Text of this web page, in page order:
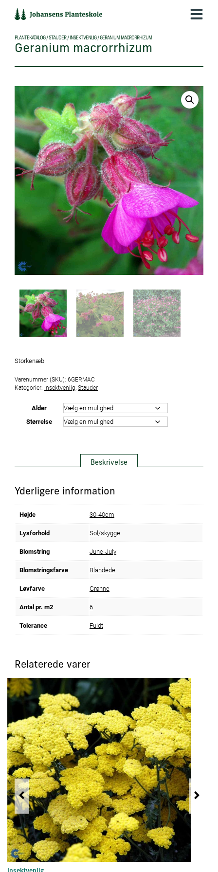
indholdet
PLANTEKATALOG/STAUDER/ INSEKTVENLIG/GERANIUM MACRORRHIZUM
Geranium macrorrhizum
Storkenæb
Varenummer (SKU): 6GERMAC
Kategorier: Insektvenlig Stauder
Alder
Størrelse
Beskrivelse
Yderligere information
Højde 30-40cm
Lysforhold Sol/skygge
Blomstring June-July
Blomstringsfarve Blandede
Løvfarve Grønne
Antal pr. m2 6
Tolerance Fuldt
Relaterede varer